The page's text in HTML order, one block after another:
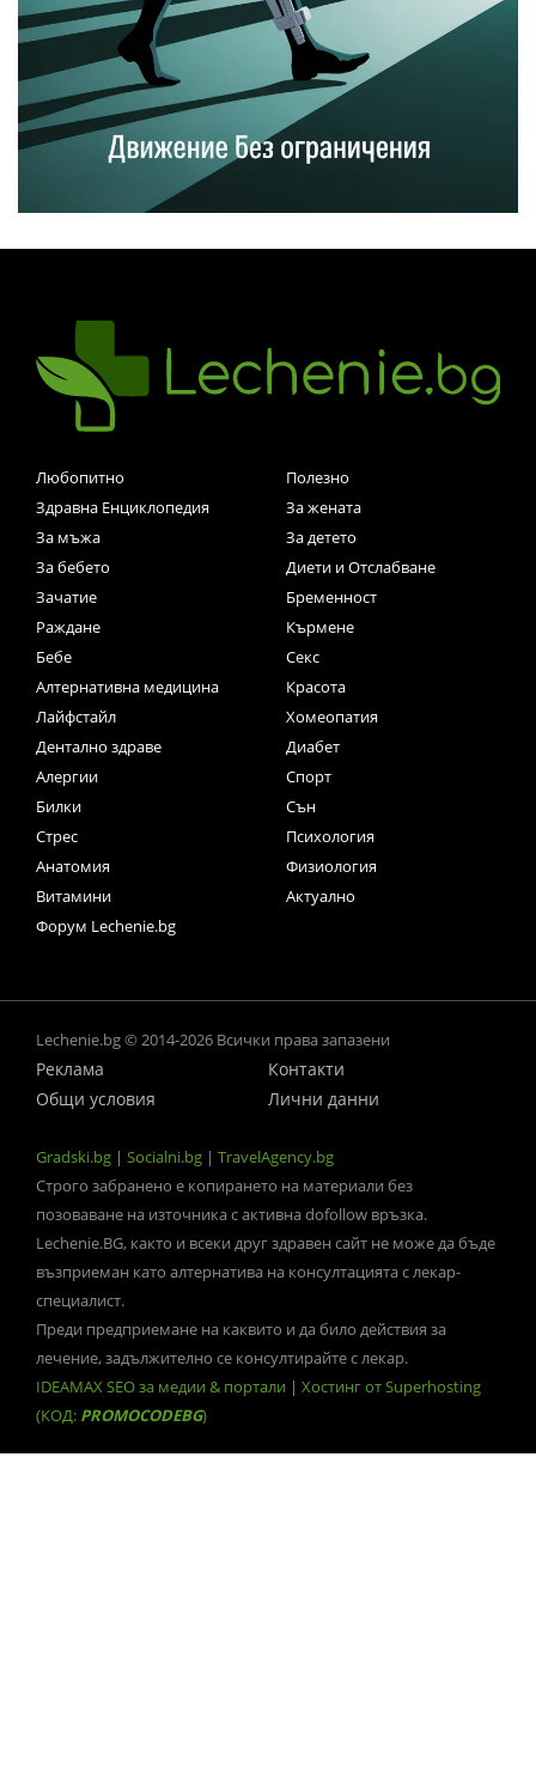
Любопитно
Полезно
Здравна Енциклопедия
За жената
За мъжа
За детето
За бебето
Диети и Отслабване
Зачатие
Бременност
Раждане
Кърмене
Бебе
Секс
Алтернативна медицина
Красота
Лайфстайл
Хомеопатия
Дентално здраве
Диабет
Алергии
Спорт
Билки
Сън
Стрес
Психология
Анатомия
Физиология
Витамини
Актуално
Форум Lechenie.bg
Lechenie.bg © 2014-2026 Всички права запазени
Реклама
Контакти
Общи условия
Лични данни
Gradski.bg | Socialni.bg | TravelAgency.bg
Строго забранено е копирането на материали без
позоваване на източника с активна dofollow връзка.
Lechenie.BG, както и всеки друг здравен сайт не може да бъде
възприеман като алтернатива на консултацията с лекар-
специалист.
Преди предприемане на каквито и да било действия за
лечение, задължително се консултирайте с лекар.
IDEAMAX SEO за медии & портали | Хостинг от Superhosting
(КОД: PROMOCODEBG)